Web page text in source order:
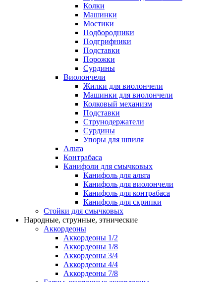
Колки
Машинки
Мостики
Подбородники
Подгрифники
Подставки
Порожки
Сурдины
Виолончели
Жилки для виолончели
Машинки для виолончели
Колковый механизм
Подставки
Струнодержатели
Сурдины
Упоры для шпиля
Альта
Контрабаса
Канифоли для смычковых
Канифоль для альта
Канифоль для виолончели
Канифоль для контрабаса
Канифоль для скрипки
Стойки для смычковых
Народные, струнные, этнические
Аккордеоны
Аккордеоны 1/2
Аккордеоны 1/8
Аккордеоны 3/4
Аккордеоны 4/4
Аккордеоны 7/8